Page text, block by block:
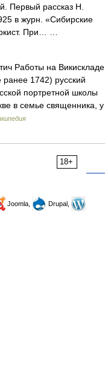
Первый рассказ Н.
в журн. «Сибирские
При… …
Работы на Викискладе
1742) русский
портретной школы
в семье священника, у
18+
Joomla,
Drupal,